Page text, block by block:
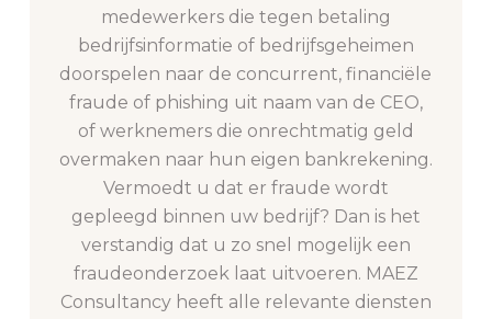
medewerkers die tegen betaling
bedrijfsinformatie of bedrijfsgeheimen
doorspelen naar de concurrent, financiële
fraude of phishing uit naam van de CEO,
of werknemers die onrechtmatig geld
overmaken naar hun eigen bankrekening.
Vermoedt u dat er fraude wordt
gepleegd binnen uw bedrijf? Dan is het
verstandig dat u zo snel mogelijk een
fraudeonderzoek laat uitvoeren. MAEZ
Consultancy heeft alle relevante diensten